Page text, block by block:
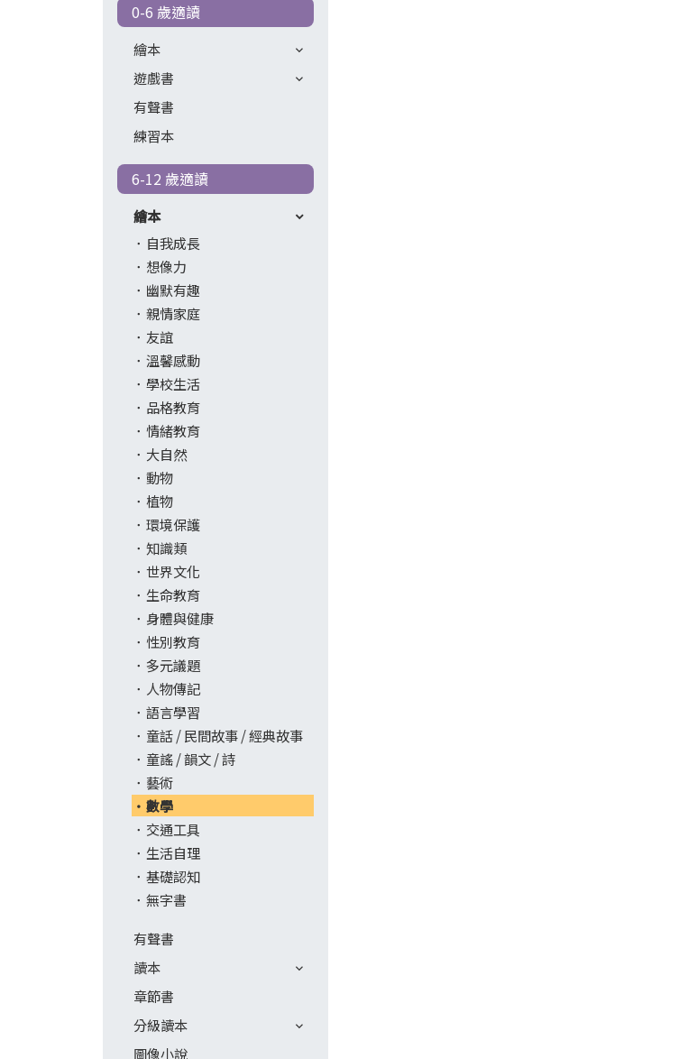
0-6 歲適讀
繪本
遊戲書
有聲書
練習本
6-12 歲適讀
繪本
自我成長
想像力
幽默有趣
親情家庭
友誼
溫馨感動
學校生活
品格教育
情緒教育
大自然
動物
植物
環境保護
知識類
世界文化
生命教育
身體與健康
性別教育
多元議題
人物傳記
語言學習
童話 / 民間故事 / 經典故事
童謠 / 韻文 / 詩
藝術
數學
交通工具
生活自理
基礎認知
無字書
有聲書
讀本
章節書
分級讀本
圖像小說